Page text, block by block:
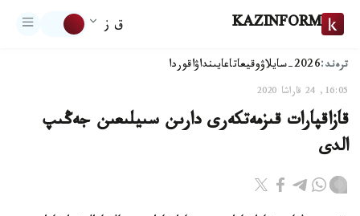
KAZINFORM ق ز
ترەند:2026-سايلاۋ وقيعاتاعايىنداۋاقوردا
16:05, 24 قاراشا 2020
قازاقپارات قىزمەتكەرى دارىن سىيلىعىن جەڭىپ
الدى